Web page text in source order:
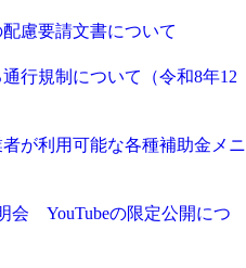
慮要請文書について
行規制について（令和8年12
が利用可能な各種補助金メニ
会 YouTubeの限定公開につ